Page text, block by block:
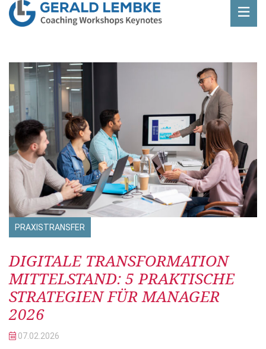
PRAXISTRANSFER
DIGITALE TRANSFORMATION
MITTELSTAND: 5 PRAKTISCHE
STRATEGIEN FÜR MANAGER
2026
07.02. 2026